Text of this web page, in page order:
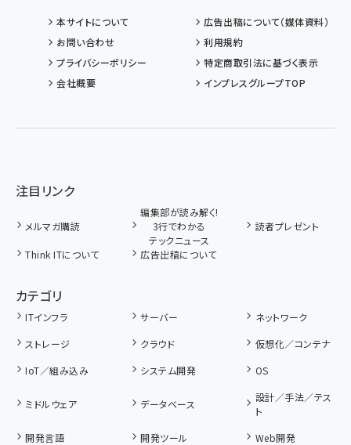
本サイトについて
広告出稿について（媒体資料）
お問い合わせ
利用規約
プライバシーポリシー
特定商取引法に基づく表示
会社概要
インプレスグループTOP
注目リンク
メルマガ購読
編集部が読み解く!
3行でわかる
テックニュース
読者プレゼント
Think ITについて 広告出稿について
カテゴリ
ITインフラ サーバー
ネットワーク
ストレージ
クラウド
仮想化／コンテナ
IoT／組み込み
システム開発 OS
ミドルウェア データベース
設計／手法／テス
ト
開発言語
開発ツール
Web開発